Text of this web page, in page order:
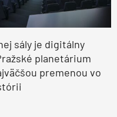
sály je digitálny
planetárium
premenou vo